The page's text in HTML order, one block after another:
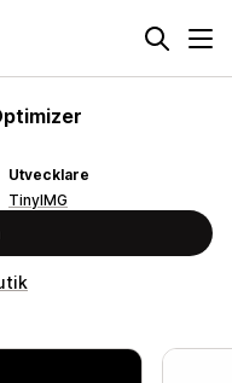
Utvecklare
TinyIMG